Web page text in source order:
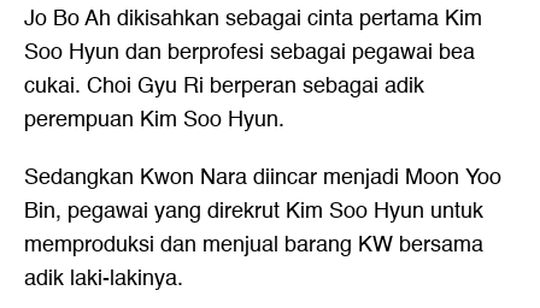
Jo Bo Ah dikisahkan sebagai cinta pertama Kim
Soo Hyun dan berprofesi sebagai pegawai bea
cukai. Choi Gyu Ri berperan sebagai adik
perempuan Kim Soo Hyun.
Sedangkan Kwon Nara diincar menjadi Moon Yoo
Bin, pegawai yang direkrut Kim Soo Hyun untuk
memproduksi dan menjual barang KW bersama
adik laki-lakinya.